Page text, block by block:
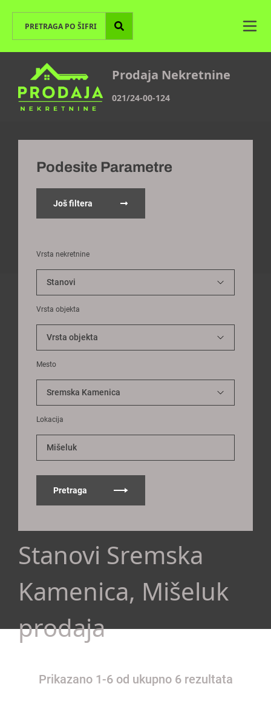
Prodaja Nekretnine
021/24-00-124
Podesite Parametre
Još filtera
Vrsta nekretnine
Vrsta objekta
Mesto
Lokacija
Mišeluk
Pretraga
Stanovi Sremska
Kamenica, Mišeluk
prodaja
Prikazano 1-6 od ukupno 6 rezultata